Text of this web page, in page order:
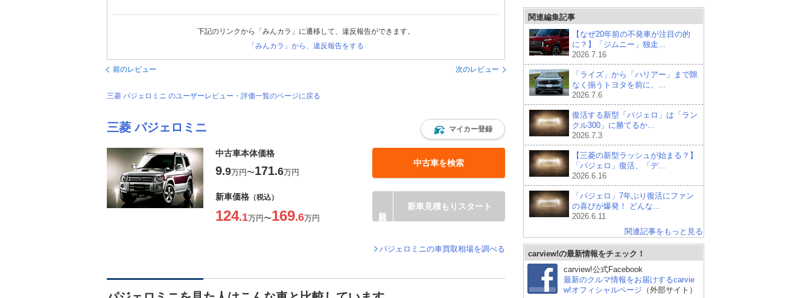
下記のリンクから「みんカラ」に遷移して、違反報告ができます。
「みんカラ」から、違反報告をする
前のレビュー 次のレビュー
三菱 パジェロミニ のユーザーレビュー・評価一覧のページに戻る
三菱 パジェロミニ マイカー登録
中古車本体価格
9.9万円〜171.6万円
中古車を検索
新車価格 （税込）
124.1万円〜169.6万円
新車見積もりスタート
パジェロミニの車買取相場を調べる
関連編集記事
【なぜ20年前の不発車が注目の的
に？】「ジムニー」独走...
2026.7.16
「ライズ」から「ハリアー」まで隙
なく揃うトヨタを前に、...
2026.7.6
復活する新型「パジェロ」は「ラン
クル300」に勝てるか...
2026.7.3
【三菱の新型ラッシュが始まる？】
「パジェロ」復活、「デ...
2026.6.16
「パジェロ」7年ぶり復活にファン
の喜びが爆発！ どんな...
2026.6.11
関連記事をもっと見る
carview!の最新情報をチェック！
carview!公式Facebook
最新のクルマ情報をお届けするcarvie
w!オフィシャルページ （外部サイト）